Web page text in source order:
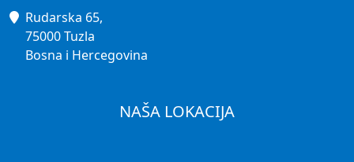
Rudarska 65,
75000 Tuzla
Bosna i Hercegovina
NAŠA LOKACIJA